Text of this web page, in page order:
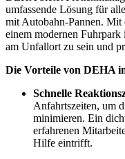
umfassende Lösung für
mit Autobahn-Pannen. Mit
einem modernen
am Unfallort zu sein und
Die Vorteile von DEHA
Schnelle
Anfahrtszeiten, um
minimieren. Ein
erfahrenen
Hilfe eintrifft.